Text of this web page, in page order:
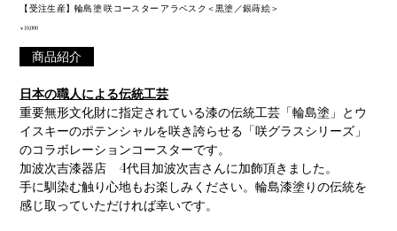
【受注生産】輪島塗 咲コースター アラベスク＜黒塗／銀蒔絵＞
価
￥10,000
商品紹介
日本の職人による伝統工芸
重要無形文化財に指定されている漆の伝統工芸「輪島塗」とウ
イスキーのポテンシャルを咲き誇らせる「咲グラスシリーズ」
のコラボレーションコースターです。
加波次吉漆器店 4代目加波次吉さんに加飾頂きました。
手に馴染む触り心地もお楽しみください。輪島漆塗りの伝統を
感じ取っていただければ幸いです。